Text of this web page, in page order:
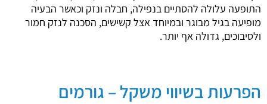
התופעה עלולה להסתיים בנפילה, חבלה ונזק וכאשר הבעיה
מופיעה בגיל מבוגר ובמיוחד אצל קשישים, הסכנה לנזק חמור
ולסיבוכים, גדולה אף יותר.
הפרעות בשיווי משקל – גורמים